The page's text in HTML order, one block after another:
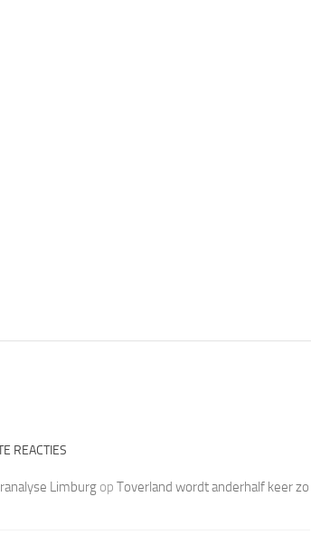
REACTIES
Limburgop Toverland wordt anderhalf keer zo